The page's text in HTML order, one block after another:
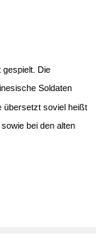
gespielt. Die
Soldaten
übersetzt soviel heißt
bei den alten